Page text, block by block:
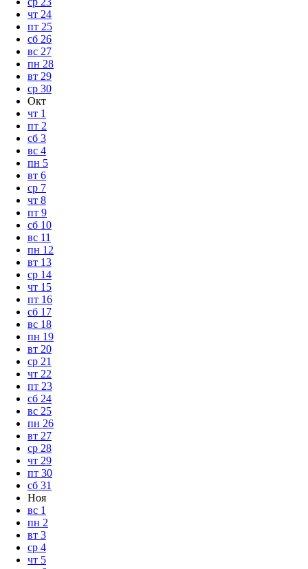
чт 24
пт 25
сб 26
вс 27
пн 28
вт 29
ср 30
Окт
чт 1
пт 2
сб 3
вс 4
пн 5
вт 6
ср 7
чт 8
пт 9
сб 10
вс 11
пн 12
вт 13
ср 14
чт 15
пт 16
сб 17
вс 18
пн 19
вт 20
ср 21
чт 22
пт 23
сб 24
вс 25
пн 26
вт 27
ср 28
чт 29
пт 30
сб 31
Ноя
вс 1
пн 2
вт 3
ср 4
чт 5